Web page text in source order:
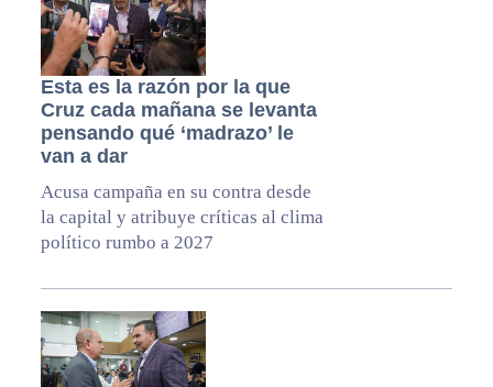
Esta es la razón por la que
Cruz cada mañana se levanta
pensando qué ‘madrazo’ le
van a dar
Acusa campaña en su contra desde
la capital y atribuye críticas al clima
político rumbo a 2027